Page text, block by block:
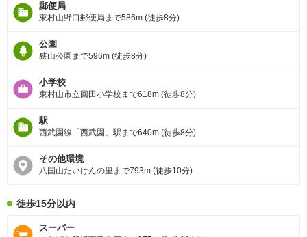
郵便局
東村山野口郵便局まで586m (徒歩8分)
公園
狭山公園まで596m (徒歩8分)
小学校
東村山市立回田小学校まで618m (徒歩8分)
駅
西武園線「西武園」駅まで640m (徒歩8分)
その他環境
八国山たいけんの里まで793m (徒歩10分)
徒歩15分以内
スーパー